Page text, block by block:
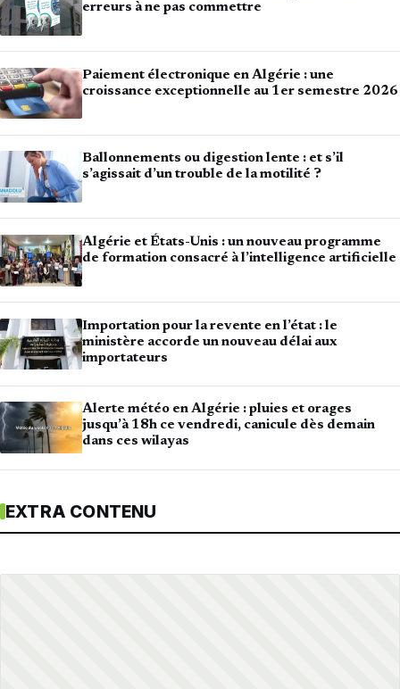
erreurs à ne pas commettre
Paiement électronique en Algérie : une
croissance exceptionnelle au 1er semestre 2026
Ballonnements ou digestion lente : et s’il
s’agissait d’un trouble de la motilité ?
Algérie et États-Unis : un nouveau programme
de formation consacré à l’intelligence artificielle
Importation pour la revente en l’état : le
ministère accorde un nouveau délai aux
importateurs
Alerte météo en Algérie : pluies et orages
jusqu’à 18h ce vendredi, canicule dès demain
dans ces wilayas
EXTRA CONTENU